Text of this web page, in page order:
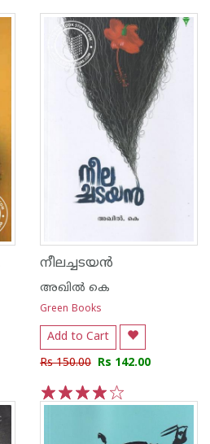
നീലച്ചടയന്‍
അഖില്‍ കെ
Green Books
Add to Cart
Rs 150.00 Rs 142.00
5
4
3
2
1